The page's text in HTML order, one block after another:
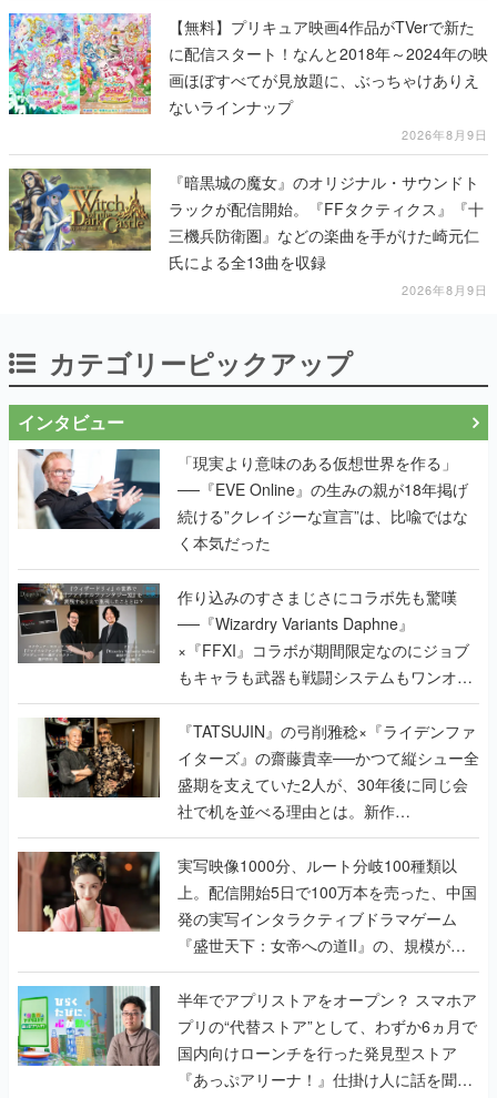
【無料】プリキュア映画4作品がTVerで新た
に配信スタート！なんと2018年～2024年の映
画ほぼすべてが見放題に、ぶっちゃけありえ
ないラインナップ
2026年8月9日
『暗黒城の魔女』のオリジナル・サウンドト
ラックが配信開始。『FFタクティクス』『十
三機兵防衛圏』などの楽曲を手がけた崎元仁
氏による全13曲を収録
2026年8月9日
カテゴリーピックアップ
インタビュー
「現実より意味のある仮想世界を作る」
──『EVE Online』の生みの親が18年掲げ
続ける”クレイジーな宣言”は、比喩ではな
く本気だった
作り込みのすさまじさにコラボ先も驚嘆
──『Wizardry Variants Daphne』
×『FFXI』コラボが期間限定なのにジョブ
もキャラも武器も戦闘システムもワンオフ
で作り込まれた理由を両ディレクターに聞
く
『TATSUJIN』の弓削雅稔×『ライデンファ
イターズ』の齋藤貴幸──かつて縦シュー全
盛期を支えていた2人が、30年後に同じ会
社で机を並べる理由とは。新作
『TATSUJIN EXTREME』で初タッグを組
んだレジェンド2人に訊く開発秘話
実写映像1000分、ルート分岐100種類以
上。配信開始5日で100万本を売った、中国
発の実写インタラクティブドラマゲーム
『盛世天下：女帝への道II』の、規模が違
うこだわりをプロデューサーに聞いた
半年でアプリストアをオープン？ スマホア
プリの“代替ストア”として、わずか6ヵ月で
国内向けローンチを行った発見型ストア
『あっぷアリーナ！』仕掛け人に話を聞い